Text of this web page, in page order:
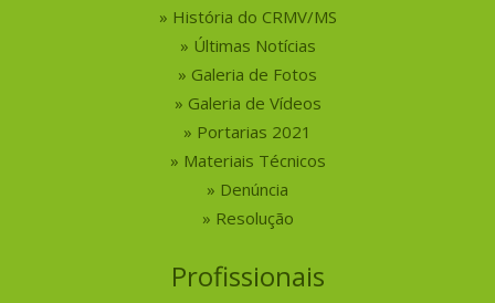
História do CRMV/MS
Últimas Notícias
Galeria de Fotos
Galeria de Vídeos
Portarias 2021
Materiais Técnicos
Denúncia
Resolução
Profissionais